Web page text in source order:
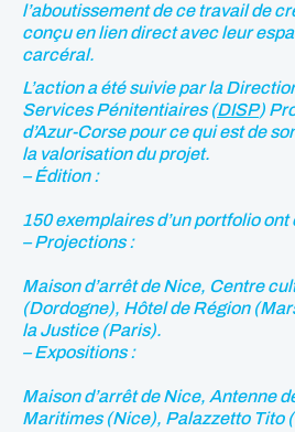
l’aboutissement de ce travail de
conçu en lien direct avec leur
carcéral.
L’action a été suivie par la
Services Pénitentiaires (DISP)
d’Azur-Corse pour ce qui est de
la valorisation du projet.
– Édition :
150 exemplaires d’un portfolio ont
– Projections :
Maison d’arrêt de Nice, Centre
(Dordogne), Hôtel de Région
la Justice (Paris).
– Expositions :
Maison d’arrêt de Nice, Antenne
Maritimes (Nice), Palazzetto Tito